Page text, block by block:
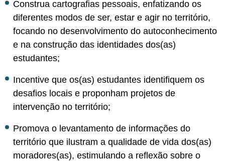
Construa cartografias pessoais, enfatizando os
diferentes modos de ser, estar e agir no território,
focando no desenvolvimento do autoconhecimento
e na construção das identidades dos(as)
estudantes;
Incentive que os(as) estudantes identifiquem os
desafios locais e proponham projetos de
intervenção no território;
Promova o levantamento de informações do
território que ilustram a qualidade de vida dos(as)
moradores(as), estimulando a reflexão sobre o